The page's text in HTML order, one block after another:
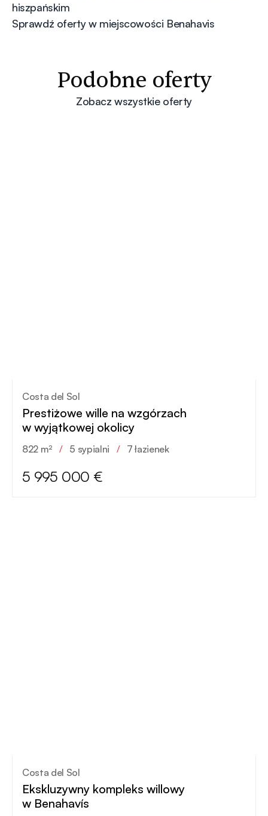
hiszpańskim
Sprawdź oferty w miejscowości Benahavis
Podobne oferty
Zobacz wszystkie oferty
Costa del Sol
Prestiżowe wille na wzgórzach
w wyjątkowej okolicy
822 m² / 5 sypialni / 7 łazienek
5 995 000 €
Costa del Sol
Ekskluzywny kompleks willowy
w Benahavís